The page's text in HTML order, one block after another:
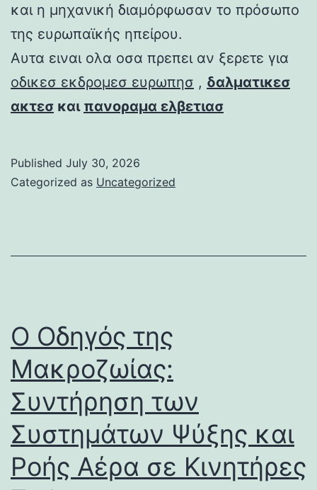
και η μηχανική διαμόρφωσαν το πρόσωπο
της ευρωπαϊκής ηπείρου.
Αυτα ειναι ολα οσα πρεπει αν ξερετε για
οδικεσ εκδρομεσ ευρωπησ , δαλματικεσ
ακτεσ και πανοραμα ελβετιασ
Published July 30, 2026
Categorized as Uncategorized
Ο Οδηγός της
Μακροζωίας:
Συντήρηση των
Συστημάτων Ψύξης και
Ροής Αέρα σε Κινητήρες